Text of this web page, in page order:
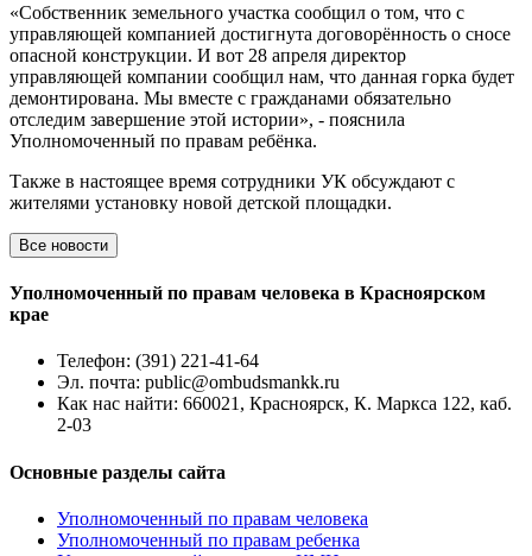
«Собственник земельного участка сообщил о том, что с
управляющей компанией достигнута договорённость о сносе
опасной конструкции. И вот 28 апреля директор
управляющей компании сообщил нам, что данная горка будет
демонтирована. Мы вместе с гражданами обязательно
отследим завершение этой истории», - пояснила
Уполномоченный по правам ребёнка.
Также в настоящее время сотрудники УК обсуждают с
жителями установку новой детской площадки.
Все новости
Уполномоченный по правам человека в Красноярском
крае
Телефон: (391) 221-41-64
Эл. почта: public@ombudsmankk.ru
Как нас найти: 660021, Красноярск, К. Маркса 122, каб.
2-03
Основные разделы сайта
Уполномоченный по правам человека
Уполномоченный по правам ребенка